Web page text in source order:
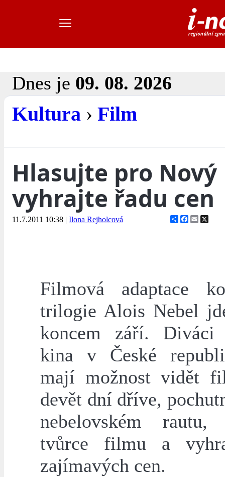
Dnes je 09. 08. 2026
Kultura › Film
Hlasujte pro Nový
vyhrajte řadu cen
11.7.2011 10:38 | Ilona Rejholcová ShareFacebook
Email
Filmová adaptace
trilogie Alois Nebel
koncem září. Diváci
kina v České
mají možnost vidět
devět dní dříve,
nebelovském
tvůrce filmu a
zajímavých cen.